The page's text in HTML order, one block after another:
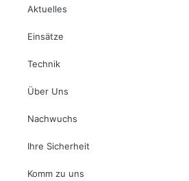
Aktuelles
Einsätze
Technik
Über Uns
Nachwuchs
Ihre Sicherheit
Komm zu uns